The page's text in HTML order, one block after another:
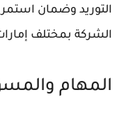
التوريد وضمان
الشركة بمختلف
المهام